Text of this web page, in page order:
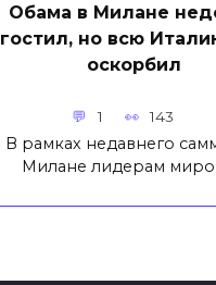
Обама в Милане
гостил, но всю
оскорбил
1 143
В рамках недавнего
Милане лидерам